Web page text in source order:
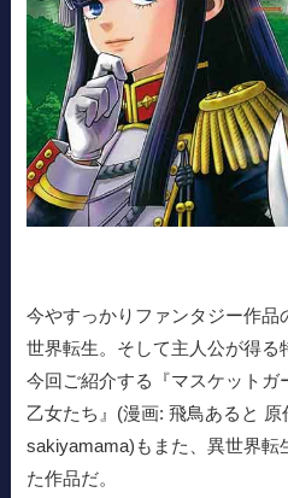
今やすっかりファンタジー作
世界転生。そして主人公が得る
今回ご紹介する『マスケットガ
乙女たち』(漫画: 飛鳥あると
sakiyamama)もまた、異世界転
た作品だ。